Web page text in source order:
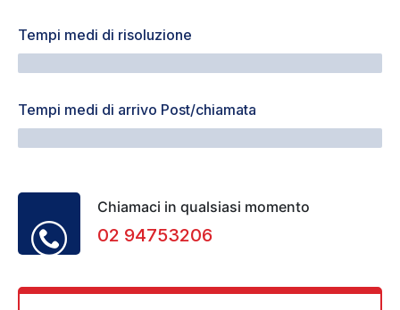
Tempi medi di risoluzione
Tempi medi di arrivo Post/chiamata
Chiamaci in qualsiasi momento
02 94753206